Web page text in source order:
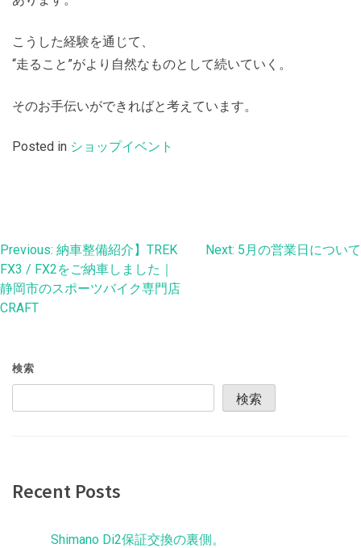
こうした経験を通じて、
“走ること”がより自然なものとして続いていく。
そのお手伝いができればと考えています。
Posted in ショップイベント
投
稿
ナ
ゲ
ン
Previous: 納車整備紹介】TREK
FX3 / FX2をご納車しました｜
静岡市のスポーツバイク専門店
CRAFT
Next: 5月の営業日について
検索
検索
Recent Posts
Shimano Di2保証交換の裏側。